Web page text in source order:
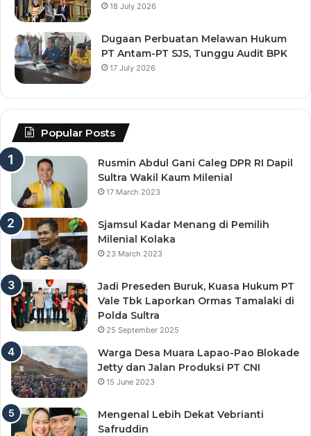
18 July 2026
Dugaan Perbuatan Melawan Hukum
PT Antam-PT SJS, Tunggu Audit BPK
17 July 2026
Popular Posts
Rusmin Abdul Gani Caleg DPR RI Dapil
Sultra Wakil Kaum Milenial
17 March 2023
Sjamsul Kadar Menang di Pemilih
Milenial Kolaka
23 March 2023
Jadi Preseden Buruk, Kuasa Hukum PT
Vale Tbk Laporkan Ormas Tamalaki di
Polda Sultra
25 September 2025
Warga Desa Muara Lapao-Pao Blokade
Jetty dan Jalan Produksi PT CNI
15 June 2023
Mengenal Lebih Dekat Vebrianti
Safruddin